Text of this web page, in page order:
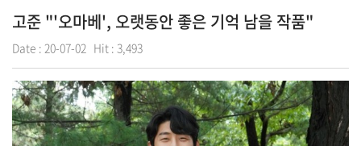
고준 "'오마베', 오랫동안 좋은 기억 남을 작품"
Date : 20-07-02 Hit : 3,493